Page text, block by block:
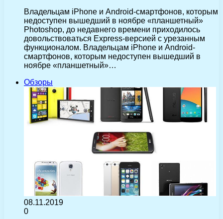
Владельцам iPhone и Android-смартфонов, которым
недоступен вышедший в ноябре «планшетный»
Photoshop, до недавнего времени приходилось
довольствоваться Express-версией с урезанным
функционалом. Владельцам iPhone и Android-
смартфонов, которым недоступен вышедший в
ноябре «планшетный»…
Обзоры
08.11.2019
0